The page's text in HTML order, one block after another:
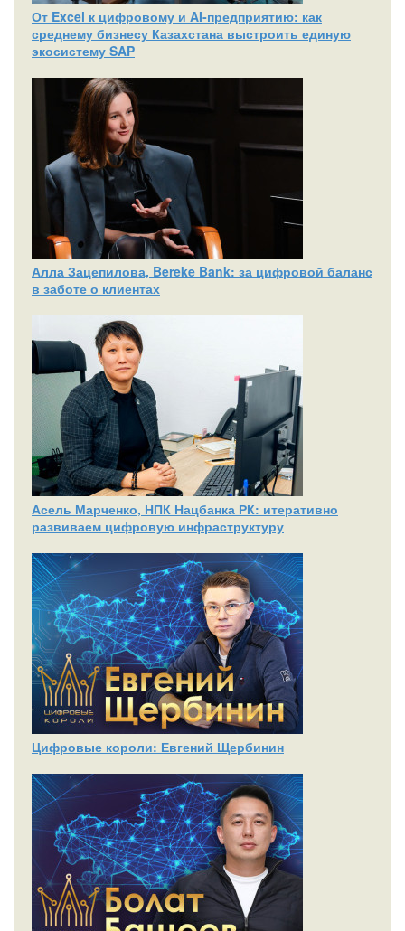
От Excel к цифровому и AI‑предприятию: как
среднему бизнесу Казахстана выстроить единую
экосистему SAP
Алла Зацепилова, Bereke Bank: за цифровой баланс
в заботе о клиентах
Асель Марченко, НПК Нацбанка РК: итеративно
развиваем цифровую инфраструктуру
Цифровые короли: Евгений Щербинин